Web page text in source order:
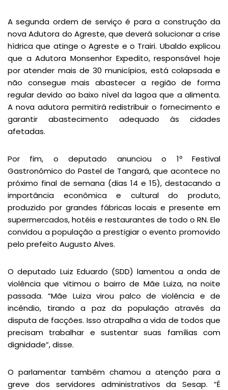
A segunda ordem de serviço é para a construção da
nova Adutora do Agreste, que deverá solucionar a crise
hídrica que atinge o Agreste e o Trairi. Ubaldo explicou
que a Adutora Monsenhor Expedito, responsável hoje
por atender mais de 30 municípios, está colapsada e
não consegue mais abastecer a região de forma
regular devido ao baixo nível da lagoa que a alimenta.
A nova adutora permitirá redistribuir o fornecimento e
garantir abastecimento adequado às cidades
afetadas.
Por fim, o deputado anunciou o 1º Festival
Gastronômico do Pastel de Tangará, que acontece no
próximo final de semana (dias 14 e 15), destacando a
importância econômica e cultural do produto,
produzido por grandes fábricas locais e presente em
supermercados, hotéis e restaurantes de todo o RN. Ele
convidou a população a prestigiar o evento promovido
pelo prefeito Augusto Alves.
O deputado Luiz Eduardo (SDD) lamentou a onda de
violência que vitimou o bairro de Mãe Luiza, na noite
passada. “Mãe Luiza virou palco de violência e de
incêndio, tirando a paz da população através da
disputa de facções. Isso atrapalha a vida de todos que
precisam trabalhar e sustentar suas famílias com
dignidade”, disse.
O parlamentar também chamou a atenção para a
greve dos servidores administrativos da Sesap. “É